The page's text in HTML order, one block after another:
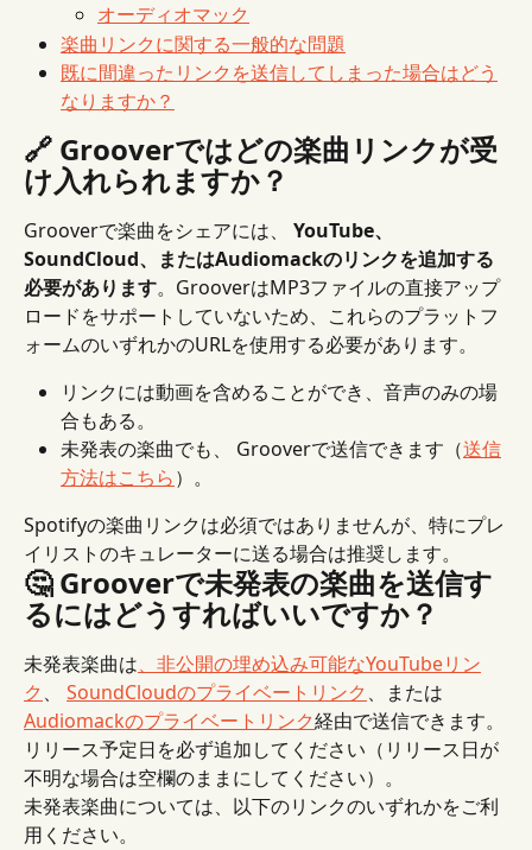
オーディオマック
楽曲リンクに関する一般的な問題
既に間違ったリンクを送信してしまった場合はどう
なりますか？
🔗 Grooverではどの楽曲リンクが受
け入れられますか？
Grooverで楽曲をシェアには、 YouTube、
SoundCloud、またはAudiomackのリンクを追加する
必要があります。GrooverはMP3ファイルの直接アップ
ロードをサポートしていないため、これらのプラットフ
ォームのいずれかのURLを使用する必要があります。
リンクには動画を含めることができ、音声のみの場
合もある。
未発表の楽曲でも、 Grooverで送信できます（送信
方法はこちら）。
Spotifyの楽曲リンクは必須ではありませんが、特にプレ
イリストのキュレーターに送る場合は推奨します。
🤔 Grooverで未発表の楽曲を送信す
るにはどうすればいいですか？
未発表楽曲は、非公開の埋め込み可能なYouTubeリン
ク 、 SoundCloudのプライベートリンク 、または
Audiomackのプライベートリンク経由で送信できます。
リリース予定日を必ず追加してください（リリース日が
不明な場合は空欄のままにしてください）。
未発表楽曲については、以下のリンクのいずれかをご利
用ください。